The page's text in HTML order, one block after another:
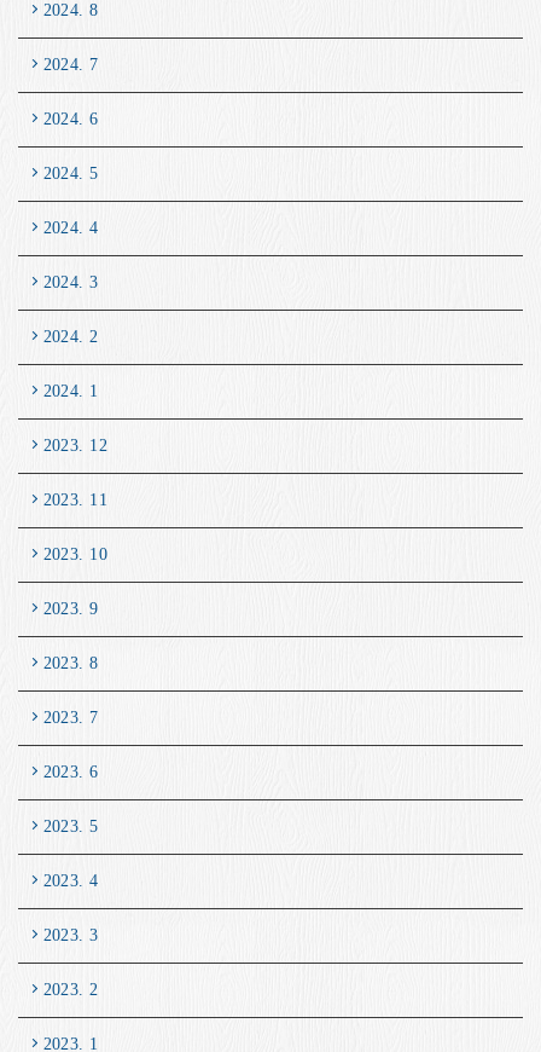
2024. 8
2024. 7
2024. 6
2024. 5
2024. 4
2024. 3
2024. 2
2024. 1
2023. 12
2023. 11
2023. 10
2023. 9
2023. 8
2023. 7
2023. 6
2023. 5
2023. 4
2023. 3
2023. 2
2023. 1